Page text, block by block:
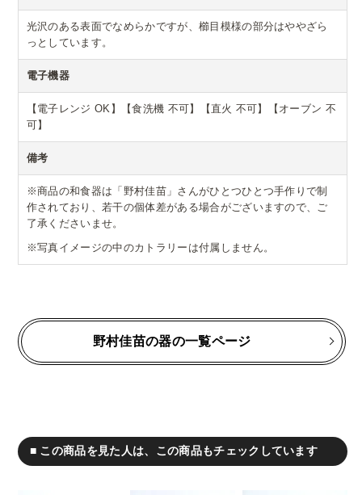
光沢のある表面でなめらかですが、櫛目模様の部分はややざら
っとしています。
電子機器
【電子レンジ OK】【食洗機 不可】【直火 不可】【オーブン 不
可】
備考
※商品の和食器は「野村佳苗」さんがひとつひとつ手作りで制
作されており、若干の個体差がある場合がございますので、ご
了承くださいませ。
※写真イメージの中のカトラリーは付属しません。
野村佳苗の器の一覧ページ
■ この商品を見た人は、この商品もチェックしています